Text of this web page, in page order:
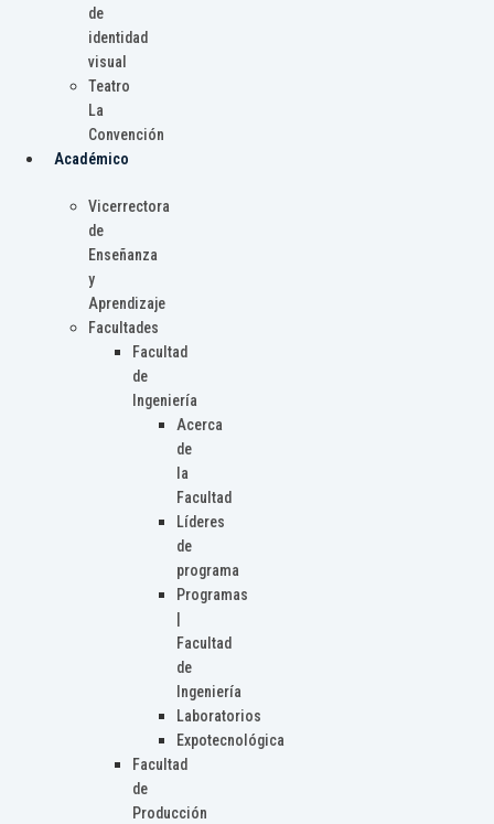
de
identidad
visual
Teatro
La
Convención
Académico
Vicerrectora
de
Enseñanza
y
Aprendizaje
Facultades
Facultad
de
Ingeniería
Acerca
de
la
Facultad
Líderes
de
programa
Programas
Facultad
de
Ingeniería
Laboratorios
Expotecnológica
Facultad
de
Producción